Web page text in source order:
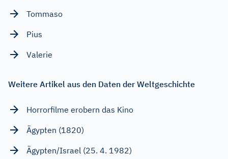
Tommaso
Pius
Valerie
Weitere Artikel aus den Daten der Weltgeschichte
Horrorfilme erobern das Kino
Ägypten (1820)
Ägypten/Israel (25. 4. 1982)